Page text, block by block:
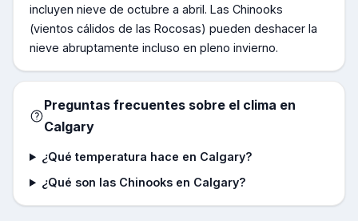
incluyen nieve de octubre a abril. Las Chinooks
(vientos cálidos de las Rocosas) pueden deshacer la
nieve abruptamente incluso en pleno invierno.
Preguntas frecuentes sobre el clima en
Calgary
¿Qué temperatura hace en Calgary?
¿Qué son las Chinooks en Calgary?